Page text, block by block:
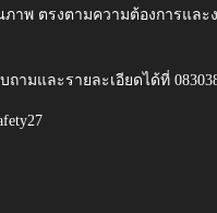
าพ ตรงตามความต้องการและ
ถามและรายละเอียดได้ที่